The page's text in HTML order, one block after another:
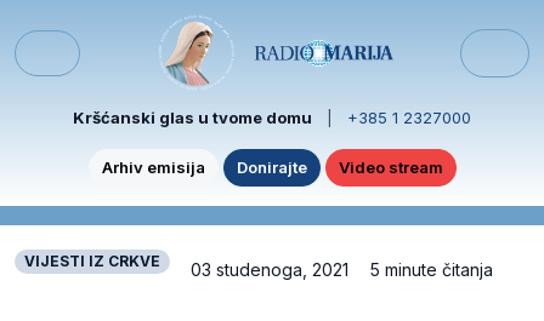
Menu
Kršćanski glas u tvome domu +385 1 2327000
Arhiv emisija Donirajte Video stream
VIJESTI IZ CRKVE 03 studenoga, 2021 5 minute čitanja